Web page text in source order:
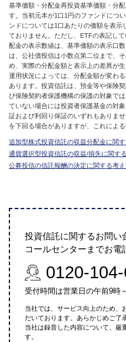
基準価額・分配金再投資基準価額・分
す。当初元本が1口1円のファンドにつ
ンドについては1口あたりの価額を表示
ておりません。ただし、ETFの表記し
配金の表示数値は、基準価額の表示口
は、公社債投信は小数点第二位まで、
め、実際の分配金額と表示上の差異が生
運用状況によっては、分配金額が変わ
あります。投資信託は、預金等や保険
び保険契約者保護機構の保護の対象で
ていない場合には投資者保護基金の対
証および利回り保証のいずれもありま
を下回る場合がありますが、これによ
追加型株式投資信託の収益分配金に関
通貨選択型投資信託の収益/損失に関す
公募投信の信託報酬の決定に関する考
投資信託に関するお問い
コールセンターまでお電
0120-
受付時間は営業日の午前9時
当社では、サービス向上のため、
だいております。あらかじめご了
当社は録音した内容について、厳
す。